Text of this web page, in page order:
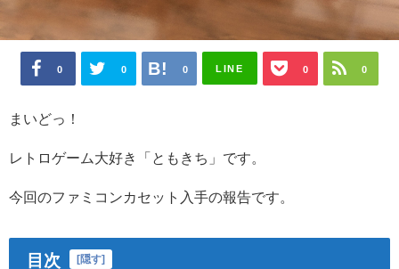
0 0 0 LINE 0 0
まいどっ！
レトロゲーム大好き「ともきち」です。
今回のファミコンカセット入手の報告です。
目次 隠す